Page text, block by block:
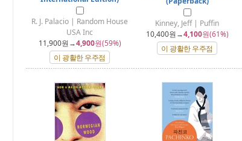
R. J. Palacio | Random House
USA Inc
11,900원→4,900원(59%)
이 광활한 우주점
Kinney, Jeff | Puffin
10,400원→4,100원(61%)
이 광활한 우주점